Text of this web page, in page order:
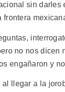
sin
frontera
no nos dicen
engañaron y
llegar a la